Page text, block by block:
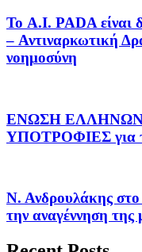
Το A.I. PADA είναι
– Αντιναρκωτική
νοημοσύνη
ΕΝΩΣΗ ΕΛΛΗΝΩΝ
ΥΠΟΤΡΟΦΙΕΣ για
Ν. Ανδρουλάκης
την αναγέννηση της